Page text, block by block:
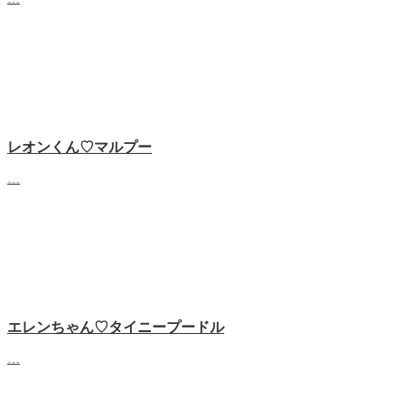
レオンくん♡マルプー
エレンちゃん♡タイニープードル